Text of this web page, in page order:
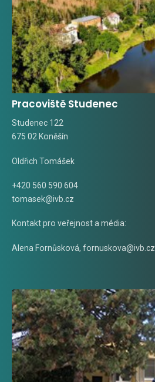
Pracoviště Studenec
Studenec 122
675 02 Koněšín
Oldřich Tomášek
+420 560 590 604
tomasek@ivb.cz
Kontakt pro veřejnost a média:
Alena Fornůsková, fornuskova@ivb.cz